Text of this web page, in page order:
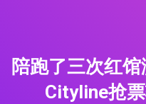
陪跑了三次红
Cityline抢